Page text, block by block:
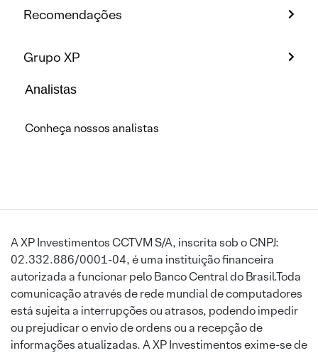
Recomendações
Grupo XP
Analistas
Conheça nossos analistas
A XP Investimentos CCTVM S/A, inscrita sob o CNPJ:
02.332.886/0001-04, é uma instituição financeira
autorizada a funcionar pelo Banco Central do Brasil.Toda
comunicação através de rede mundial de computadores
está sujeita a interrupções ou atrasos, podendo impedir
ou prejudicar o envio de ordens ou a recepção de
informações atualizadas. A XP Investimentos exime-se de